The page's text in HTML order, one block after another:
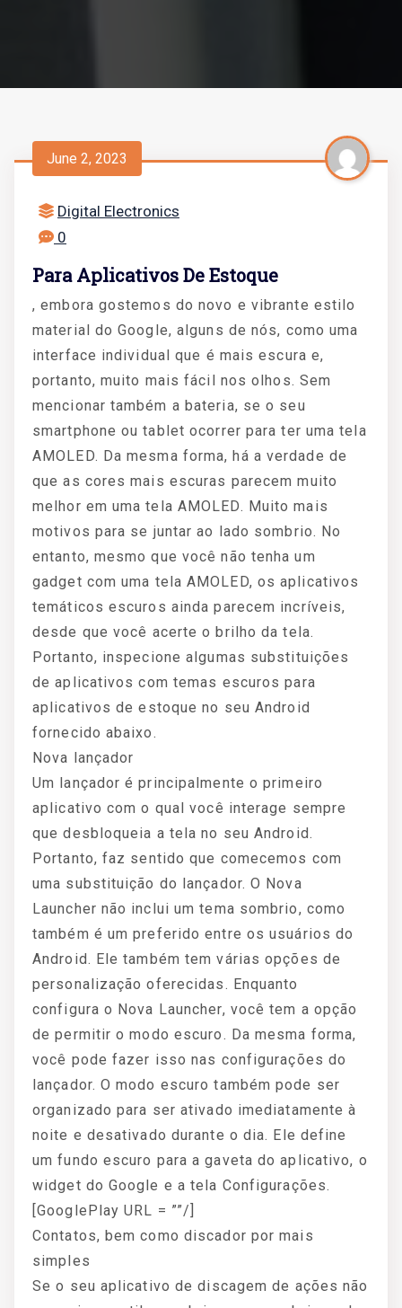
June 2, 2023
Digital Electronics
0
Para Aplicativos De Estoque
, embora gostemos do novo e vibrante estilo
material do Google, alguns de nós, como uma
interface individual que é mais escura e,
portanto, muito mais fácil nos olhos. Sem
mencionar também a bateria, se o seu
smartphone ou tablet ocorrer para ter uma tela
AMOLED. Da mesma forma, há a verdade de
que as cores mais escuras parecem muito
melhor em uma tela AMOLED. Muito mais
motivos para se juntar ao lado sombrio. No
entanto, mesmo que você não tenha um
gadget com uma tela AMOLED, os aplicativos
temáticos escuros ainda parecem incríveis,
desde que você acerte o brilho da tela.
Portanto, inspecione algumas substituições
de aplicativos com temas escuros para
aplicativos de estoque no seu Android
fornecido abaixo.
Nova lançador
Um lançador é principalmente o primeiro
aplicativo com o qual você interage sempre
que desbloqueia a tela no seu Android.
Portanto, faz sentido que comecemos com
uma substituição do lançador. O Nova
Launcher não inclui um tema sombrio, como
também é um preferido entre os usuários do
Android. Ele também tem várias opções de
personalização oferecidas. Enquanto
configura o Nova Launcher, você tem a opção
de permitir o modo escuro. Da mesma forma,
você pode fazer isso nas configurações do
lançador. O modo escuro também pode ser
organizado para ser ativado imediatamente à
noite e desativado durante o dia. Ele define
um fundo escuro para a gaveta do aplicativo, o
widget do Google e a tela Configurações.
[GooglePlay URL = ””/]
Contatos, bem como discador por mais
simples
Se o seu aplicativo de discagem de ações não